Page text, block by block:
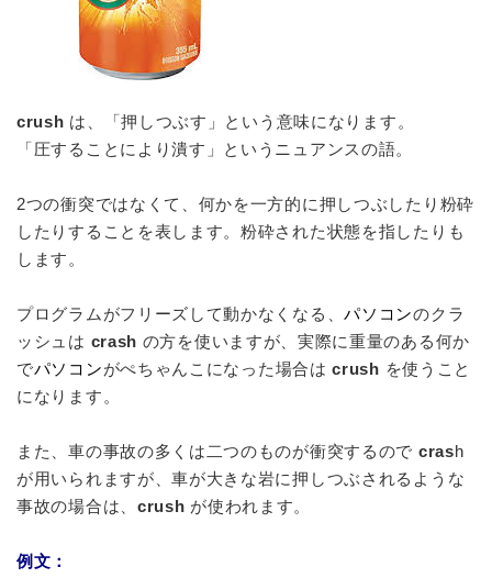
crush は、「押しつぶす」という意味になります。
「圧することにより潰す」というニュアンスの語。
2つの衝突ではなくて、何かを一方的に押しつぶしたり粉砕
したりすることを表します。粉砕された状態を指したりも
します。
プログラムがフリーズして動かなくなる、パソコンのクラ
ッシュは crash の方を使いますが、実際に重量のある何か
でパソコンがぺちゃんこになった場合はcrush を使うこと
になります。
また、車の事故の多くは二つのものが衝突するので crash
が用いられますが、車が大きな岩に押しつぶされるような
事故の場合は、 crush が使われます。
例文：